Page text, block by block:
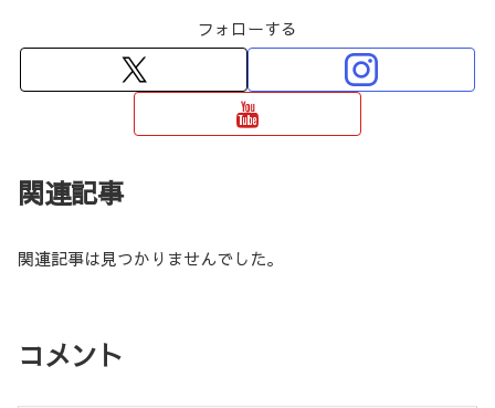
フォローする
関連記事
関連記事は見つかりませんでした。
コメント